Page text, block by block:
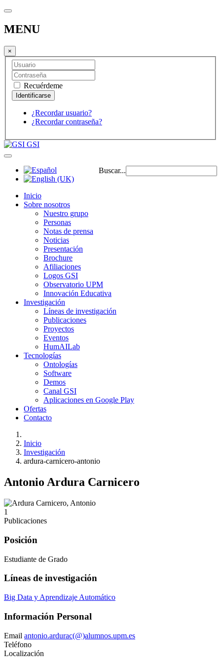
MENU
×
Recuérdeme
¿Recordar usuario?
¿Recordar contraseña?
GSI
Buscar...
Inicio
Sobre nosotros
Nuestro grupo
Personas
Notas de prensa
Noticias
Presentación
Brochure
Afiliaciones
Logos GSI
Observatorio UPM
Innovación Educativa
Investigación
Líneas de investigación
Publicaciones
Proyectos
Eventos
HumAILab
Tecnologías
Ontologías
Software
Demos
Canal GSI
Aplicaciones en Google Play
Ofertas
Contacto
Inicio
Investigación
ardura-carnicero-antonio
Antonio Ardura Carnicero
1
Publicaciones
Posición
Estudiante de Grado
Líneas de investigación
Big Data y Aprendizaje Automático
Información Personal
Email antonio.ardurac(@)alumnos.upm.es
Teléfono
Localización